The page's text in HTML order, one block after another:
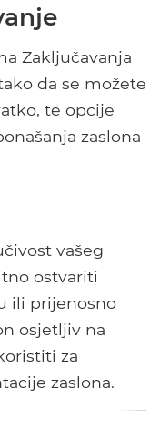
Zaključavanja
da se možete
te opcije
zaslona
vašeg
ostvariti
ili prijenosno
osjetljiv na
za
zaslona.